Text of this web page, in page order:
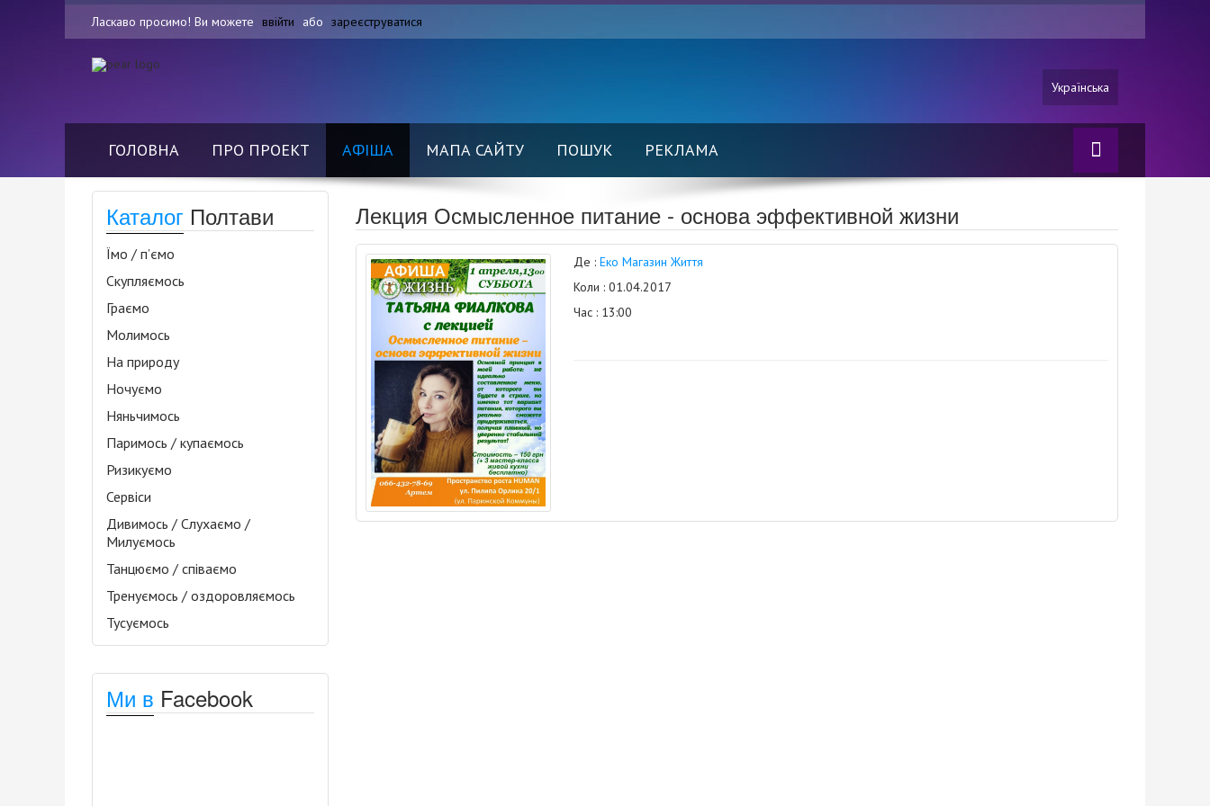
Ласкаво просимо! Ви можете ввійти або зареєструватися
Українська
ГОЛОВНА ПРО ПРОЕКТ АФІША МАПА САЙТУ ПОШУК РЕКЛАМА
Каталог Полтави
Їмо / п’ємо
Скупляємось
Граємо
Молимось
На природу
Ночуємо
Няньчимось
Паримось / купаємось
Ризикуємо
Сервіси
Дивимось / Слухаємо /
Милуємось
Танцюємо / співаємо
Тренуємось / оздоровляємось
Тусуємось
Ми в Facebook
Лекция Осмысленное питание - основа эффективной жизни
Де : Еко Магазин Життя
Коли : 01.04.2017
Час : 13:00